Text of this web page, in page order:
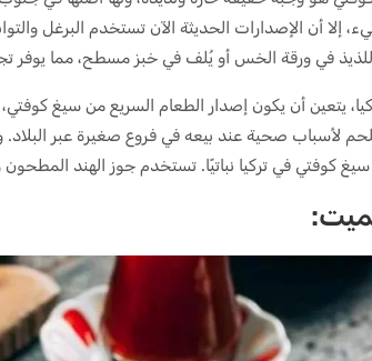
إلا أن الإصدارات الحديثة الآن تستخدم البرغل
في ورقة الخس أو يُلف في خبز مسطح، مما يوفر
يتعين أن يكون إصدار الطعام السريع من سيغ
لأسباب صحية عند بيعه في فروع صغيرة عبر
كوفتي في تركيا نباتيًا. تستخدم جوز الهند